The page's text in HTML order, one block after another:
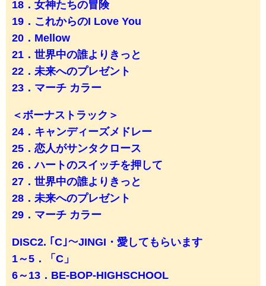
18．女神たちの冒険
19．これからのI Love You
20．Mellow
21．世界中の誰よりきっと
22．未来へのプレゼント
23．マーチ カラー
＜ボーナストラック＞
24．キャンディーズメドレー
25．恋人がサンタクロース
26．ハートのスイッチを押して
27．世界中の誰よりきっと
28．未来へのプレゼント
29．マーチ カラー
DISC2. ｢C｣～JINGI・愛してもらいます
1～5．「C」
6～13．BE-BOP-HIGHSCHOOL